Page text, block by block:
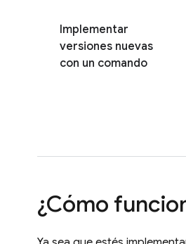
Implementar
versiones nuevas
con un comando
¿Cómo